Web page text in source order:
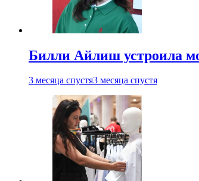
Билли Айлиш устроила
3 месяца спустя3 месяца спустя